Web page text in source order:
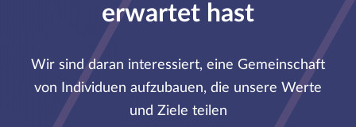
erwartet hast
Wir sind daran interessiert, eine Gemeinschaft
von Individuen aufzubauen, die unsere Werte
und Ziele teilen